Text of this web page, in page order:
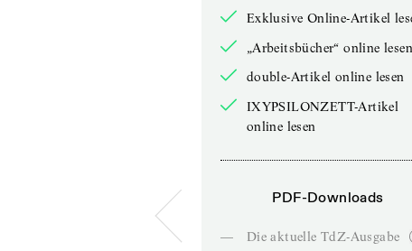
Exklusive Online-Artikel
„Arbeitsbücher“ online lesen
double-Artikel online lesen
IXYPSILONZETT-Artikel
online lesen
PDF-Downloads
—
Die aktuelle TdZ-Ausgabe